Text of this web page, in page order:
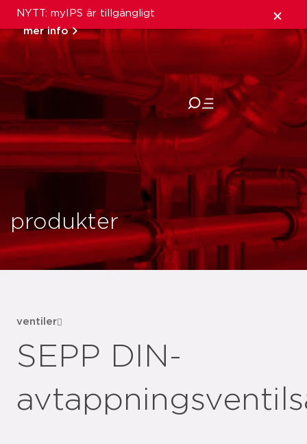
NYTT: myIPS är tillgängligt
mer info
stäng
produkter
ventiler
SEPP DIN-